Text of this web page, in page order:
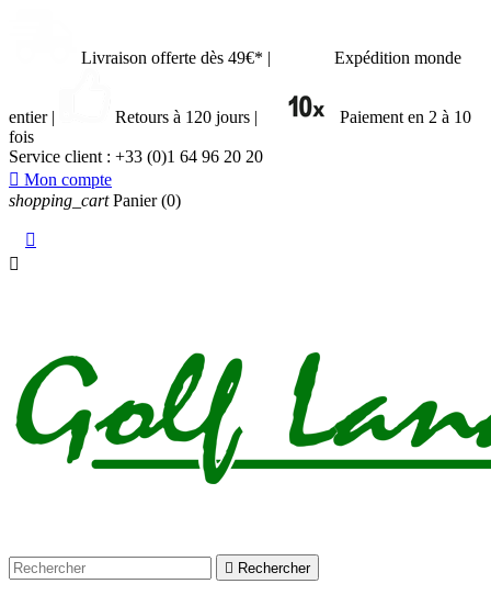
Livraison offerte dès 49€* | Expédition monde
entier | Retours à 120 jours |
Paiement en 2 à 10
fois
Service client : +33 (0)1 64 96 20 20
 Mon compte
shopping_cart Panier (0)


 Rechercher